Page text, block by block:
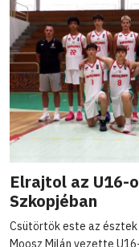
Elrajtol az U16-
Szkopjéban
Csütörtök este az
Moosz Milán vezette